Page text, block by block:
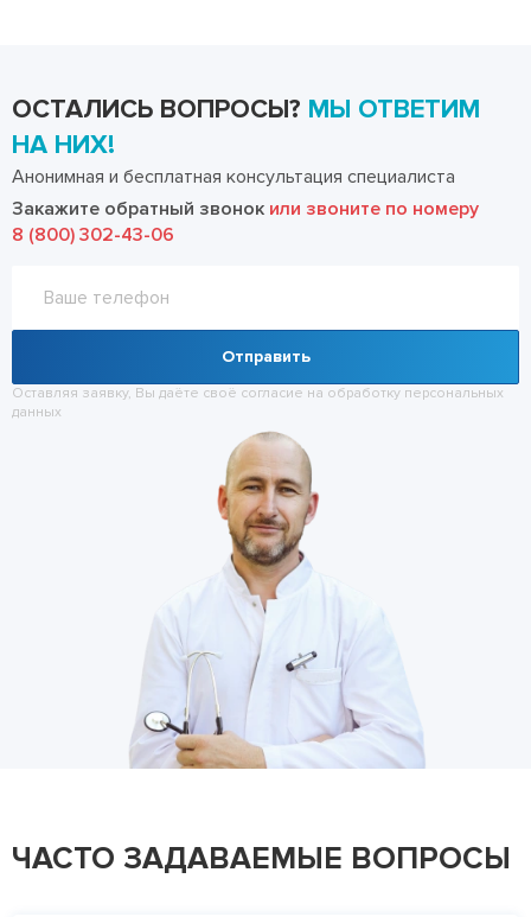
ОСТАЛИСЬ ВОПРОСЫ? МЫ ОТВЕТИМ
НА НИХ!
Анонимная и бесплатная консультация специалиста
Закажите обратный звонок или звоните по номеру
8 (800) 302-43-06
Отправить
Оставляя заявку, Вы даёте своё согласие на обработку персональных
данных
ЧАСТО ЗАДАВАЕМЫЕ ВОПРОСЫ